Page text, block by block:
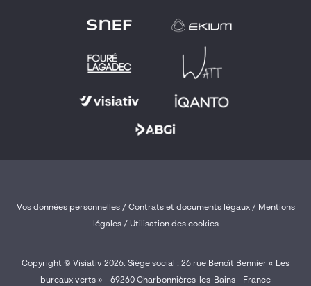
Copyright © Visiativ 2026. Siège social : 26 rue Benoît Bennier « Les
bureaux verts » - 69260 Charbonnières-les-Bains - France
Vos données personnelles/ Contrats et documents légaux/ Mentions
légales / Utilisation des cookies